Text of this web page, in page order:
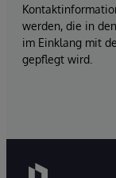
werden, die in
im Einklang mit
gepflegt wird.